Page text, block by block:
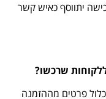
יתווסף כאיש קשר
שרכשו?
פרטים מההזמנה